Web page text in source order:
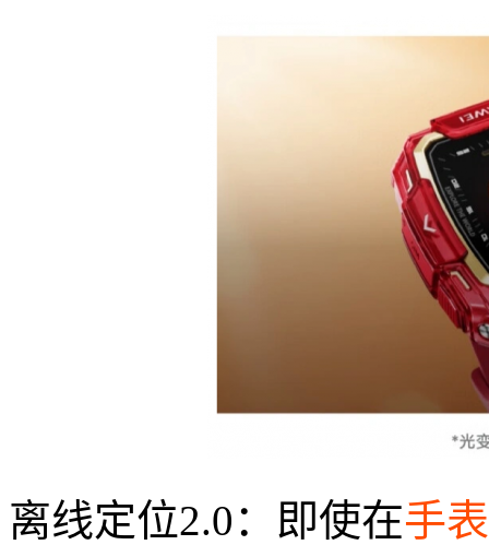
离线定位2.0：即使在手